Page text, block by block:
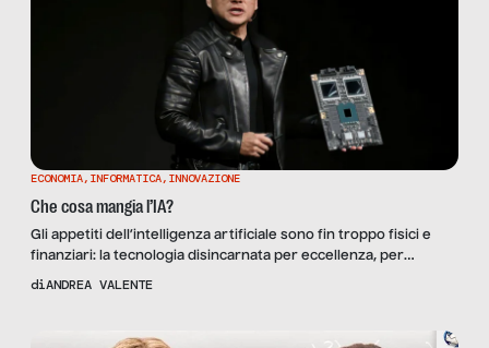
ECONOMIA, INFORMATICA, INNOVAZIONE
Che cosa mangia l’IA?
Gli appetiti dell’intelligenza artificiale sono fin troppo fisici e
finanziari: la tecnologia disincarnata per eccellenza, per
esistere, ha bisogno di fabbriche reali che trasformino il silicio
dell’ingegneria della scarsità
diANDREA VALENTE